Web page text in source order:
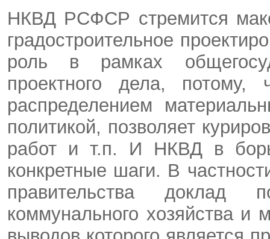
НКВД РСФСР стремится
градостроительное
роль в рамках
проектного дела,
распределением
политикой, позволяет
работ и т.п. И НКВД в
конкретные шаги. В
правительства
коммунального хозяйства